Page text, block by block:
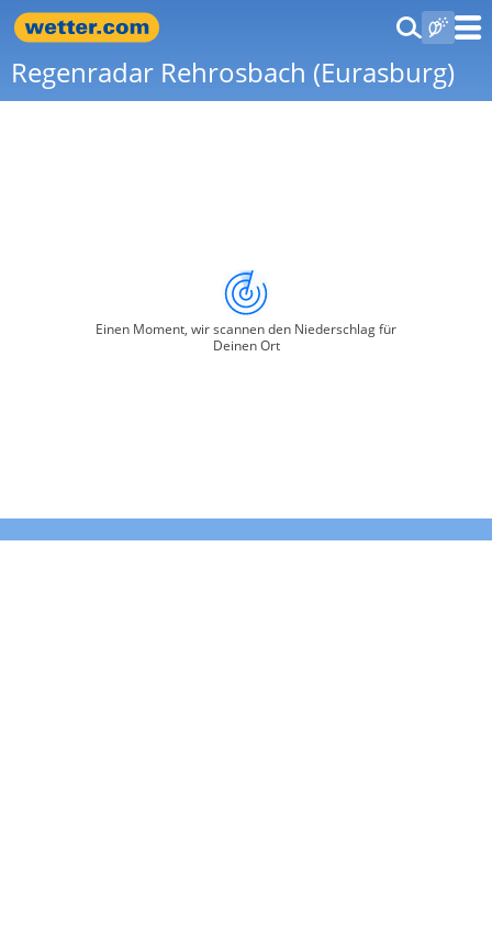
Regenradar Rehrosbach (Eurasburg)
Einen Moment, wir scannen den Niederschlag für
Deinen Ort